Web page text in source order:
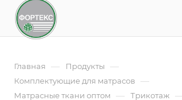
Главная — Продукты —
Комплектующие для матрасов —
Матрасные ткани оптом — Трикотаж